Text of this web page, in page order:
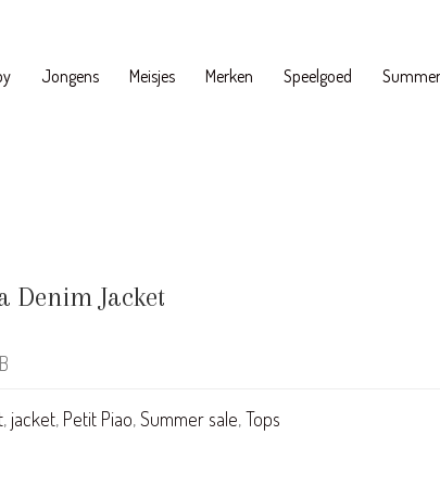
Jongens Meisjes Merken Speelgoed
Denim Jacket
, jacket, Petit Piao,Summer sale,Tops